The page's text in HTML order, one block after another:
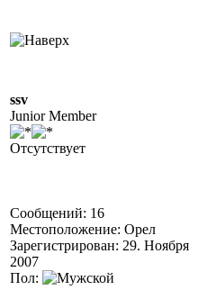
ssv
Junior Member
Отсутствует
Сообщений: 16
Местоположение: Орел
Зарегистрирован: 29. Ноября
2007
Пол: